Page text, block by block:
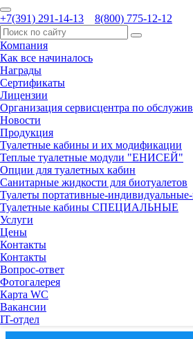
+7(391) 291-14-13 8(800) 775-12-12
Компания
Как все начиналось
Награды
Сертификаты
Лицензии
Организация сервисцентра по
Новости
Продукция
Туалетные кабины и их модификации
Теплые туалетные модули "ЕНИСЕЙ"
Опции для туалетных кабин
Санитарные жидкости для биотуалетов
Туалеты портативные-
Туалетные кабины СПЕЦИАЛЬНЫЕ
Услуги
Цены
Контакты
Контакты
Вопрос-ответ
Фотогалерея
Карта WC
Вакансии
IT-отдел